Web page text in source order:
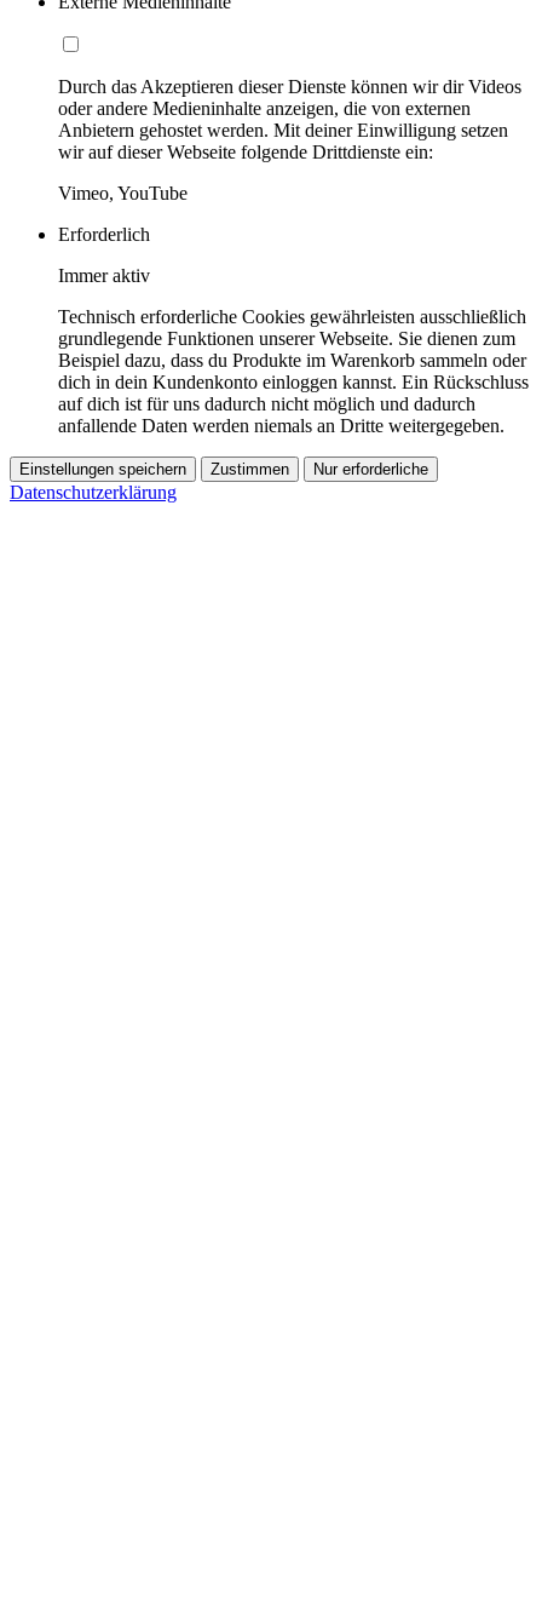
Durch das Akzeptieren dieser Dienste können wir dir Videos
oder andere Medieninhalte anzeigen, die von externen
Anbietern gehostet werden. Mit deiner Einwilligung setzen
wir auf dieser Webseite folgende Drittdienste ein:
Vimeo, YouTube
Erforderlich
Immer aktiv
Technisch erforderliche Cookies gewährleisten ausschließlich
grundlegende Funktionen unserer Webseite. Sie dienen zum
Beispiel dazu, dass du Produkte im Warenkorb sammeln oder
dich in dein Kundenkonto einloggen kannst. Ein Rückschluss
auf dich ist für uns dadurch nicht möglich und dadurch
anfallende Daten werden niemals an Dritte weitergegeben.
Einstellungen speichern Zustimmen Nur erforderliche
Datenschutzerklärung